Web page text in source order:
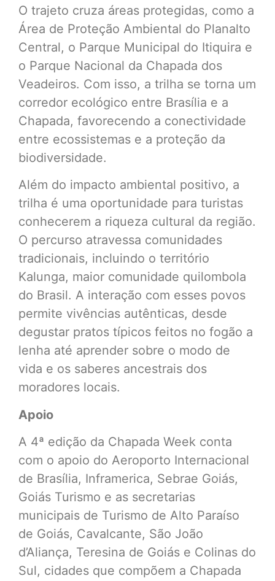
O trajeto cruza áreas protegidas, como a
Área de Proteção Ambiental do Planalto
Central, o Parque Municipal do Itiquira e
o Parque Nacional da Chapada dos
Veadeiros. Com isso, a trilha se torna um
corredor ecológico entre Brasília e a
Chapada, favorecendo a conectividade
entre ecossistemas e a proteção da
biodiversidade.
Além do impacto ambiental positivo, a
trilha é uma oportunidade para turistas
conhecerem a riqueza cultural da região.
O percurso atravessa comunidades
tradicionais, incluindo o território
Kalunga, maior comunidade quilombola
do Brasil. A interação com esses povos
permite vivências autênticas, desde
degustar pratos típicos feitos no fogão a
lenha até aprender sobre o modo de
vida e os saberes ancestrais dos
moradores locais.
Apoio
A 4ª edição da Chapada Week conta
com o apoio do Aeroporto Internacional
de Brasília, Inframerica, Sebrae Goiás,
Goiás Turismo e as secretarias
municipais de Turismo de Alto Paraíso
de Goiás, Cavalcante, São João
d’Aliança, Teresina de Goiás e Colinas do
Sul, cidades que compõem a Chapada